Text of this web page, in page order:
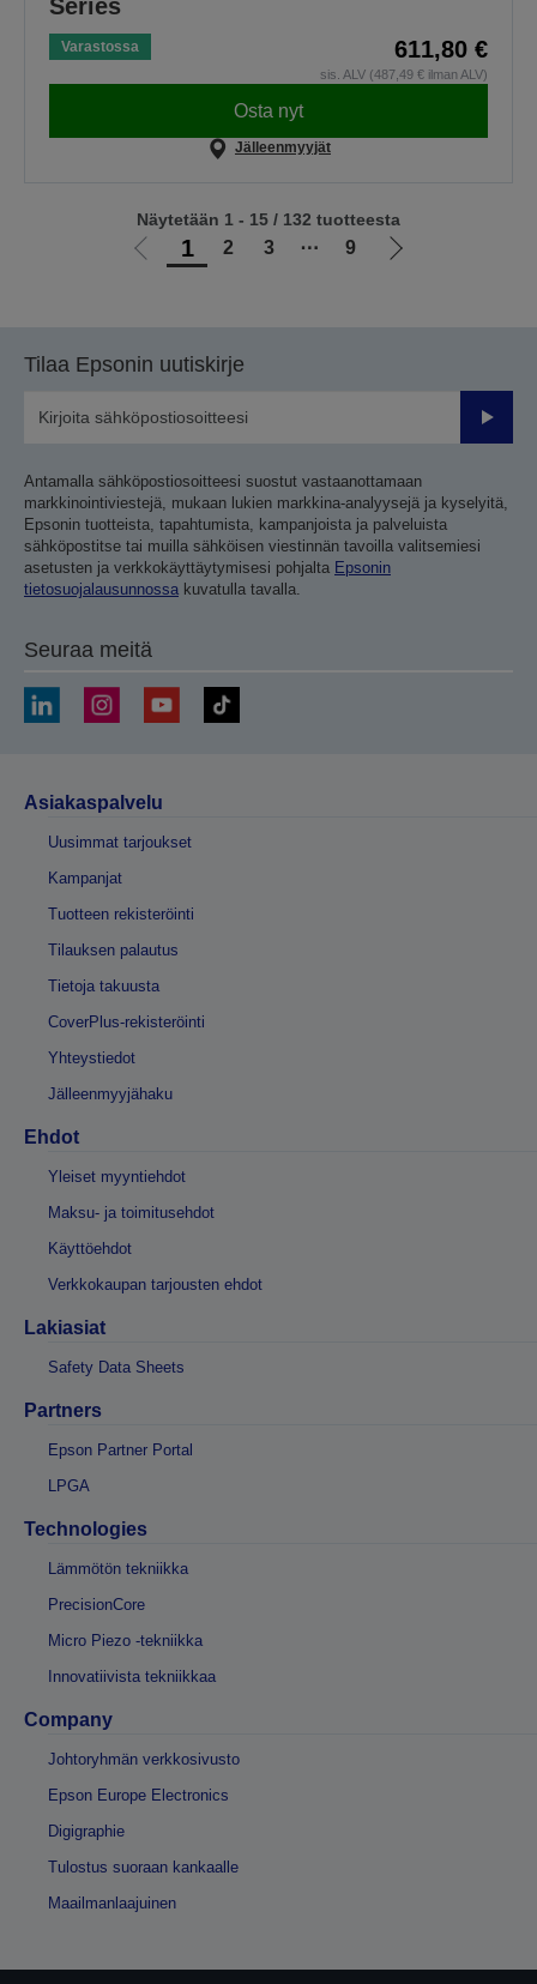
Series
Varastossa 611,80 €
sis. ALV (487,49 € ilman ALV)
Osta nyt
Jälleenmyyjät
Siirry1 2 3 ⋯ 9
Siirry
Näytetään 1 - 15 / 132 tuotteesta
Tilaa Epsonin uutiskirje
Lähetä
Antamalla sähköpostiosoitteesi suostut vastaanottamaan
markkinointiviestejä, mukaan lukien markkina-analyysejä ja kyselyitä,
Epsonin tuotteista, tapahtumista, kampanjoista ja palveluista
sähköpostitse tai muilla sähköisen viestinnän tavoilla valitsemiesi
asetusten ja verkkokäyttäytymisesi pohjalta Epsonin
tietosuojalausunnossa kuvatulla tavalla.
Seuraa meitä
Asiakaspalvelu
Uusimmat tarjoukset
Kampanjat
Tuotteen rekisteröinti
Tilauksen palautus
Tietoja takuusta
CoverPlus-rekisteröinti
Yhteystiedot
Jälleenmyyjähaku
Ehdot
Yleiset myyntiehdot
Maksu- ja toimitusehdot
Käyttöehdot
Verkkokaupan tarjousten ehdot
Lakiasiat
Safety Data Sheets
Partners
Epson Partner Portal
LPGA
Technologies
Lämmötön tekniikka
PrecisionCore
Micro Piezo -tekniikka
Innovatiivista tekniikkaa
Company
Johtoryhmän verkkosivusto
Epson Europe Electronics
Digigraphie
Tulostus suoraan kankaalle
Maailmanlaajuinen